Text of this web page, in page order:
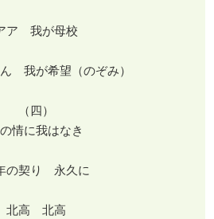
ア 我が母校
我が希望（のぞみ）
（四）
情に我はなき
の契り 永久に
北高 北高